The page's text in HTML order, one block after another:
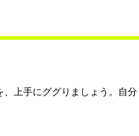
上手にググりましょう。自分